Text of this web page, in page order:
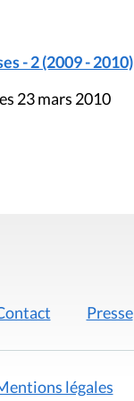
- 2 (2009 - 2010)
23 mars 2010
Presse
légales